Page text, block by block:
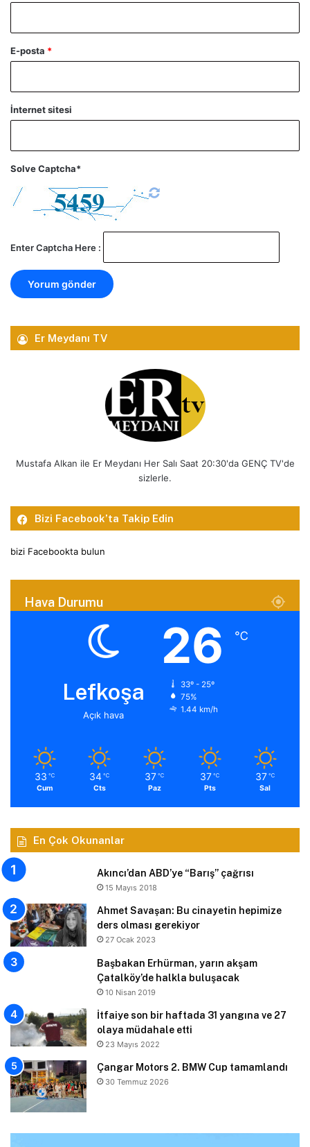
E-posta *
İnternet sitesi
Solve Captcha*
Enter Captcha Here :
Er Meydanı TV
Mustafa Alkan ile Er Meydanı Her Salı Saat 20:30'da GENÇ TV'de
sizlerle.
Bizi Facebook’ta Takip Edin
bizi Facebookta bulun
Hava Durumu
Lefkoşa
Açık hava
26 ℃
33º - 25º
75%
1.44 km/h
33 ℃
Cum
34 ℃
Cts
37 ℃
Paz
37 ℃
Pts
37 ℃
Sal
En Çok Okunanlar
Akıncı’dan ABD’ye “Barış” çağrısı
15 Mayıs 2018
Ahmet Savaşan: Bu cinayetin hepimize
ders olması gerekiyor
27 Ocak 2023
Başbakan Erhürman, yarın akşam
Çatalköy’de halkla buluşacak
10 Nisan 2019
İtfaiye son bir haftada 31 yangına ve 27
olaya müdahale etti
23 Mayıs 2022
Çangar Motors 2. BMW Cup tamamlandı
30 Temmuz 2026